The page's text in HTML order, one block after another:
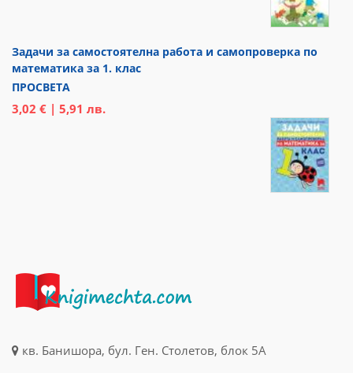
Задачи за самостоятелна работа и самопроверка по
математика за 1. клас
ПРОСВЕТА
3,02 € | 5,91 лв.
кв. Банишора, бул. Ген. Столетов, блок 5А